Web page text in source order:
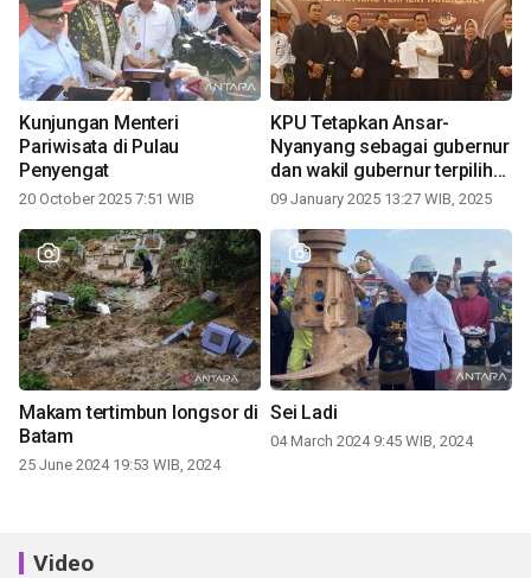
Kunjungan Menteri
Pariwisata di Pulau
Penyengat
20 October 2025 7:51 WIB
KPU Tetapkan Ansar-
Nyanyang sebagai gubernur
dan wakil gubernur terpilih
periode 2025-2030
09 January 2025 13:27 WIB, 2025
Makam tertimbun longsor di
Batam
25 June 2024 19:53 WIB, 2024
Sei Ladi
04 March 2024 9:45 WIB, 2024
Video